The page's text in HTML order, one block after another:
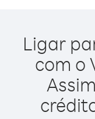
Ligar
com o